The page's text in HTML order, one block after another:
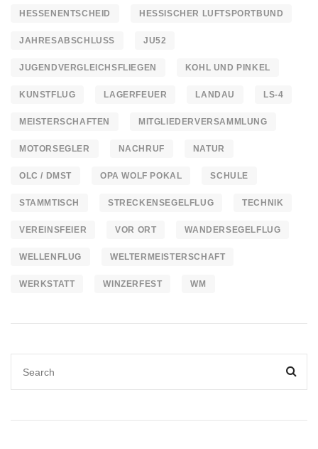
HESSENENTSCHEID HESSISCHER LUFTSPORTBUND
JAHRESABSCHLUSS JU52
JUGENDVERGLEICHSFLIEGEN KOHL UND PINKEL
KUNSTFLUG LAGERFEUER LANDAU LS-4
MEISTERSCHAFTEN MITGLIEDERVERSAMMLUNG
MOTORSEGLER NACHRUF NATUR
OLC / DMST OPA WOLF POKAL SCHULE
STAMMTISCH STRECKENSEGELFLUG TECHNIK
VEREINSFEIER VOR ORT WANDERSEGELFLUG
WELLENFLUG WELTERMEISTERSCHAFT
WERKSTATT WINZERFEST WM